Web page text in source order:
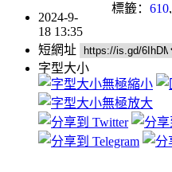
標籤： 610,
酷刑
2024-9-
18 13:35
短網址
字型大小